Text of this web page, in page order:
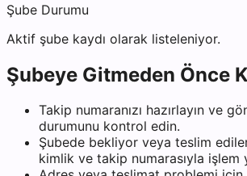
Şube Durumu
Aktif şube kaydı olarak listeleniyor.
Şubeye Gitmeden Önce
Takip numaranızı hazırlayın ve
durumunu kontrol edin.
Şubede bekliyor veya teslim
kimlik ve takip numarasıyla işlem